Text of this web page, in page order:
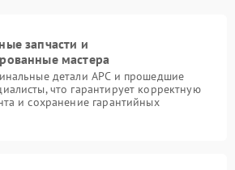
запчасти и
мастера
детали APC и прошедшие
что гарантирует корректную
и сохранение гарантийных